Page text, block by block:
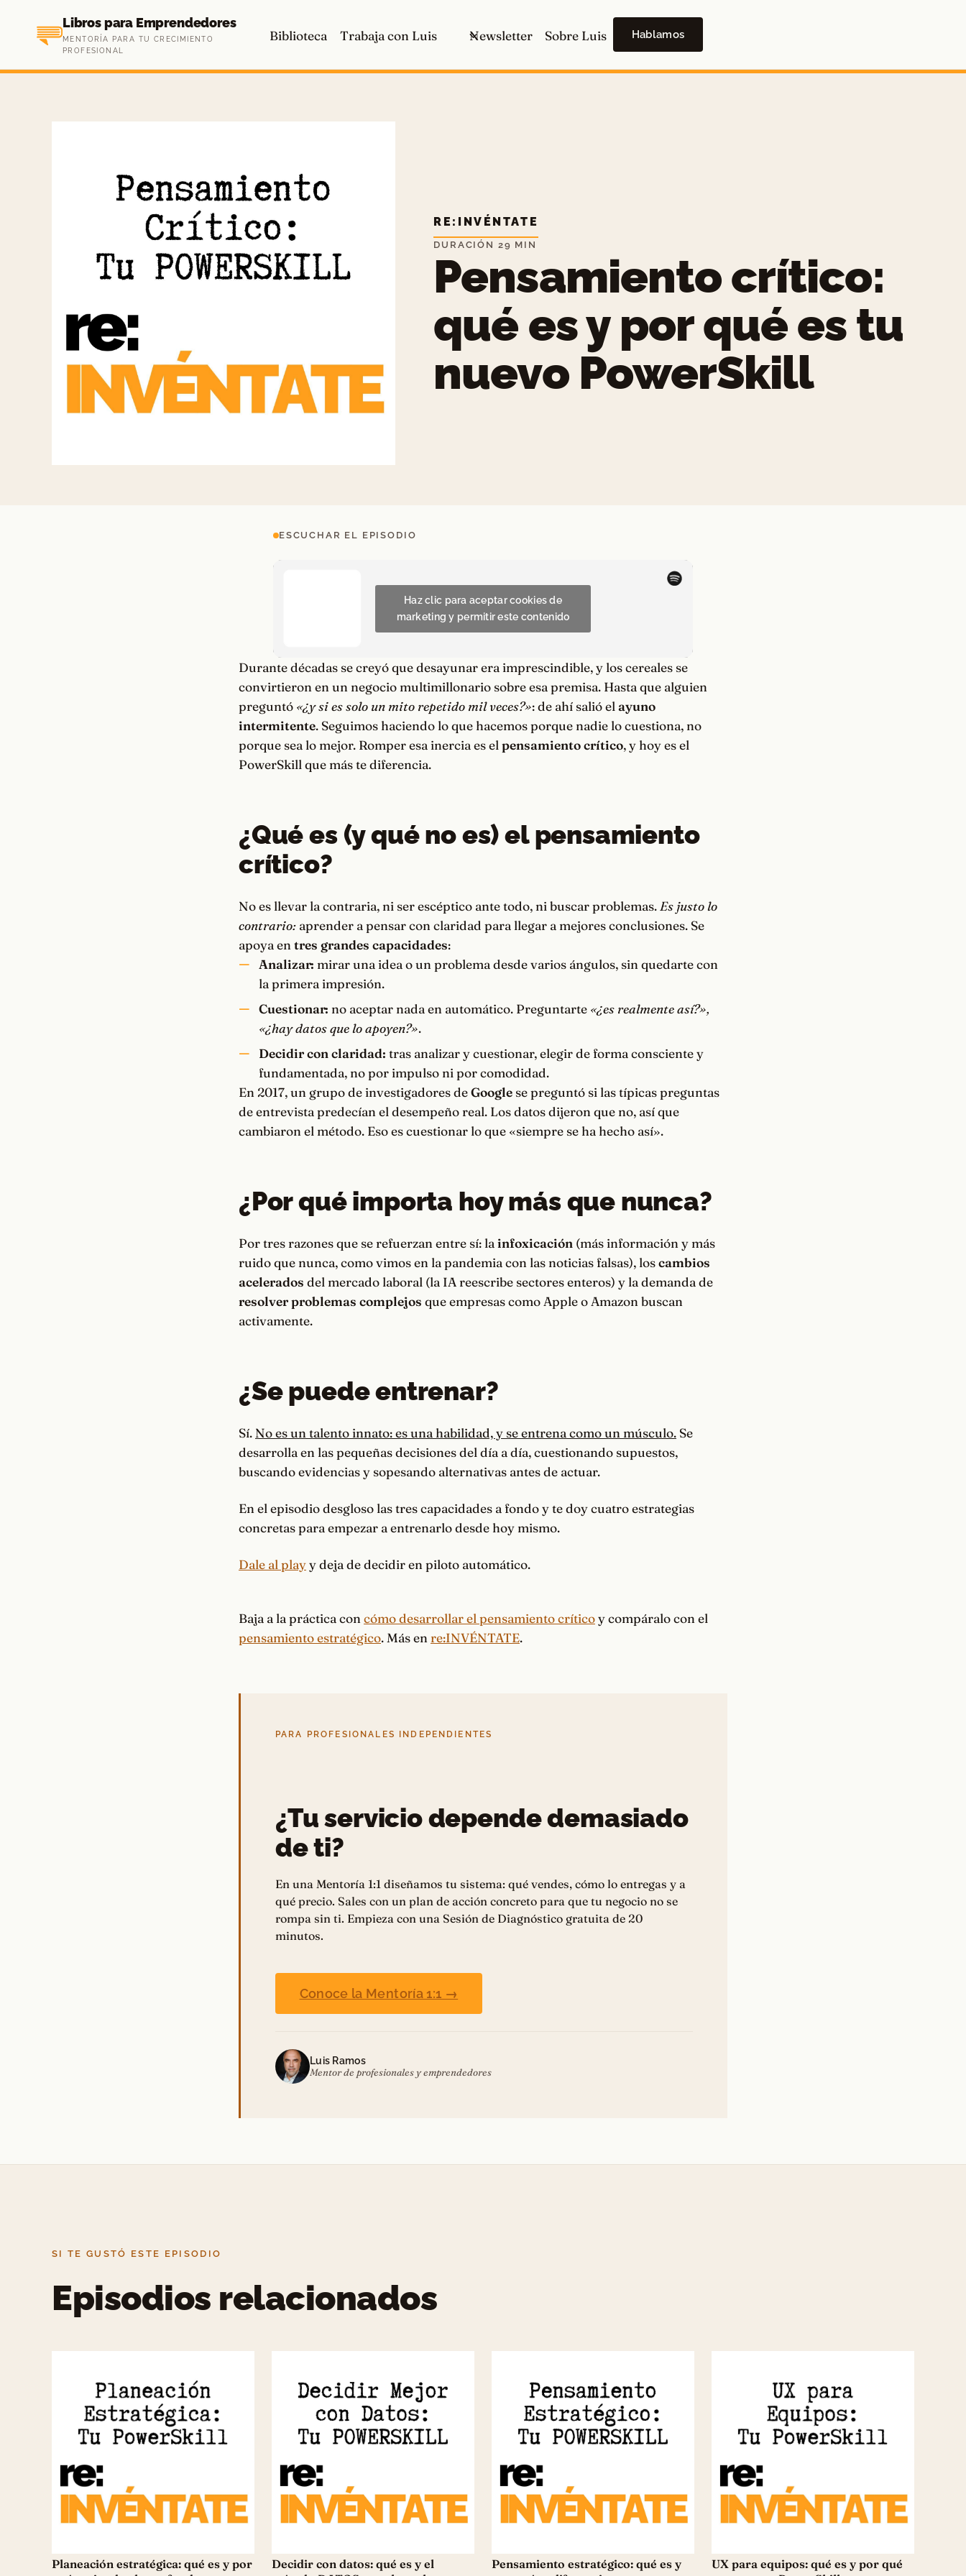
contenido
Libros para Emprendedores
MENTORÍA PARA TU CRECIMIENTO
PROFESIONAL
Biblioteca Trabaja con Luis Newsletter Sobre Luis Hablamos
RE:INVÉNTATE
DURACIÓN 29 MIN
Pensamiento crítico:
qué es y por qué es tu
nuevo PowerSkill
ESCUCHAR EL EPISODIO
Haz clic para aceptar cookies de
marketing y permitir este contenido
Durante décadas se creyó que desayunar era imprescindible, y los cereales se
convirtieron en un negocio multimillonario sobre esa premisa. Hasta que alguien
preguntó «¿y si es solo un mito repetido mil veces?»: de ahí salió elayuno
intermitente. Seguimos haciendo lo que hacemos porque nadie lo cuestiona, no
porque sea lo mejor. Romper esa inercia es elpensamiento crítico, y hoy es el
PowerSkill que más te diferencia.
¿Qué es (y qué no es) el pensamiento
crítico?
No es llevar la contraria, ni ser escéptico ante todo, ni buscar problemas.Es justo lo
contrario: aprender a pensar con claridad para llegar a mejores conclusiones. Se
apoya entres grandes capacidades:
Analizar: mirar una idea o un problema desde varios ángulos, sin quedarte con
la primera impresión.
Cuestionar: no aceptar nada en automático. Preguntarte «¿es realmente así?»,
«¿hay datos que lo apoyen?».
Decidir con claridad: tras analizar y cuestionar, elegir de forma consciente y
fundamentada, no por impulso ni por comodidad.
En 2017, un grupo de investigadores deGoogle se preguntó si las típicas preguntas
de entrevista predecían el desempeño real. Los datos dijeron que no, así que
cambiaron el método. Eso es cuestionar lo que «siempre se ha hecho así».
¿Por qué importa hoy más que nunca?
Por tres razones que se refuerzan entre sí: lainfoxicación (más información y más
ruido que nunca, como vimos en la pandemia con las noticias falsas), loscambios
acelerados del mercado laboral (la IA reescribe sectores enteros) y la demanda de
resolver problemas complejos que empresas como Apple o Amazon buscan
activamente.
¿Se puede entrenar?
Sí. No es un talento innato: es una habilidad, y se entrena como un músculo. Se
desarrolla en las pequeñas decisiones del día a día, cuestionando supuestos,
buscando evidencias y sopesando alternativas antes de actuar.
En el episodio desgloso las tres capacidades a fondo y te doy cuatro estrategias
concretas para empezar a entrenarlo desde hoy mismo.
Dale al playy deja de decidir en piloto automático.
Baja a la práctica concómo desarrollar el pensamiento críticoy compáralo con el
pensamiento estratégico. Más enre:INVÉNTATE.
PARA PROFESIONALES INDEPENDIENTES
¿Tu servicio depende demasiado
de ti?
En una Mentoría 1:1 diseñamos tu sistema: qué vendes, cómo lo entregas y a
qué precio. Sales con un plan de acción concreto para que tu negocio no se
rompa sin ti. Empieza con una Sesión de Diagnóstico gratuita de 20
minutos.
Conoce la Mentoría 1:1 →
Luis Ramos
Mentor de profesionales y emprendedores
SI TE GUSTÓ ESTE EPISODIO
Episodios relacionados
Planeación estratégica: qué es y por
Decidir con datos: qué es y el
Pensamiento estratégico: qué es y
UX para equipos: qué es y por qué